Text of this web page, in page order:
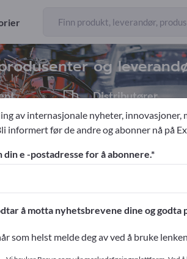
og
Distributører
2
100
& løfte
>> start her
på Exportpages.
av internasjonale nyheter, innovasjoner,
informert før de andre og abonner nå på
din e -postadresse for å abonnere.
å motta nyhetsbrevene dine og
som helst melde deg av ved å bruke